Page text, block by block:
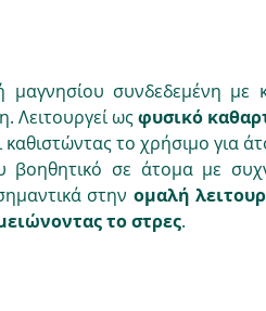
μαγνησίου συνδεδεμένη με
Λειτουργεί ως φυσικό
το χρήσιμο για
βοηθητικό σε άτομα με
στην ομαλή
τοστρες.